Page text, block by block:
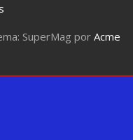
SuperMag porAcme